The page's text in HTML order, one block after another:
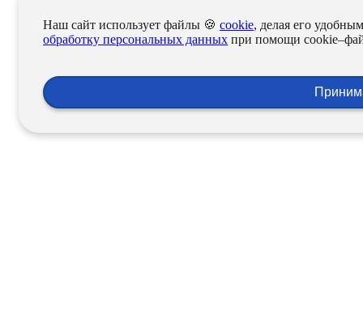
Наш сайт использует файлы 🍪 cookie, делая его
обработку персональных данных при помощи